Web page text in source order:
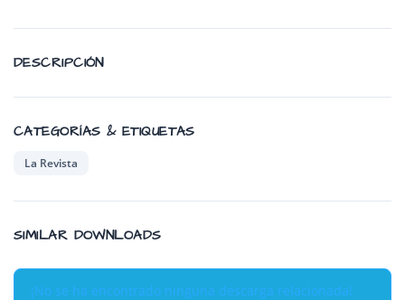
DESCRIPCIÓN
CATEGORÍAS & ETIQUETAS
La Revista
SIMILAR DOWNLOADS
¡No se ha encontrado ninguna descarga relacionada!